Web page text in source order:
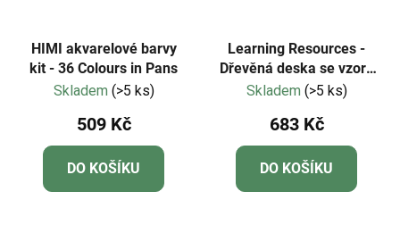
HIMI akvarelové barvy
kit - 36 Colours in Pans
Skladem (>5 ks)
509 Kč
DO KOŠÍKU
Learning Resources -
Dřevěná deska se vzory
a sekvencemi
Skladem (>5 ks)
683 Kč
DO KOŠÍKU